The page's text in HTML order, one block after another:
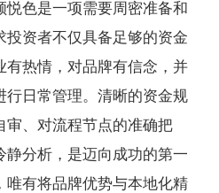
色是一项需要周密准备和
投资者不仅具备足够的资金
有热情，对品牌有信念，并
行日常管理。清晰的资金规
审、对流程节点的准确把
静分析，是迈向成功的第一
唯有将品牌优势与本地化精